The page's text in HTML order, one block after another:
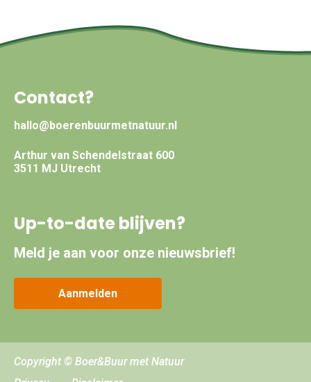
Contact?
hallo@boerenbuurmetnatuur.nl
Arthur van Schendelstraat 600
3511 MJ Utrecht
Up-to-date blijven?
Meld je aan voor onze nieuwsbrief!
Aanmelden
Copyright © Boer&Buur met Natuur